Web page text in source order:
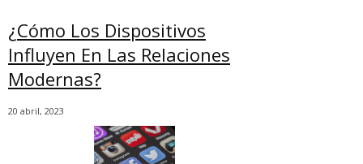
¿Cómo Los Dispositivos
Influyen En Las Relaciones
Modernas?
20 abril, 2023